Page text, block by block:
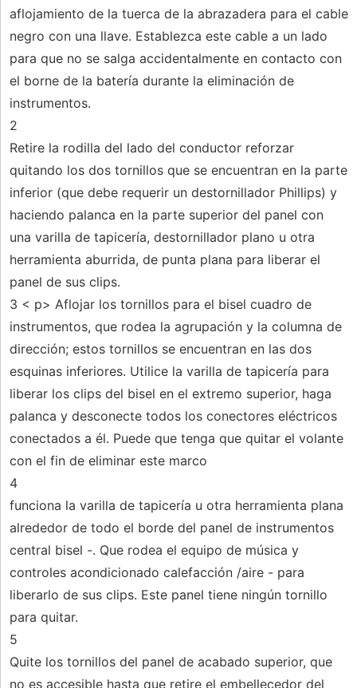
aflojamiento de la tuerca de la abrazadera para el cable
negro con una llave. Establezca este cable a un lado
para que no se salga accidentalmente en contacto con
el borne de la batería durante la eliminación de
instrumentos.
2
Retire la rodilla del lado del conductor reforzar
quitando los dos tornillos que se encuentran en la parte
inferior (que debe requerir un destornillador Phillips) y
haciendo palanca en la parte superior del panel con
una varilla de tapicería, destornillador plano u otra
herramienta aburrida, de punta plana para liberar el
panel de sus clips.
3 < p> Aflojar los tornillos para el bisel cuadro de
instrumentos, que rodea la agrupación y la columna de
dirección; estos tornillos se encuentran en las dos
esquinas inferiores. Utilice la varilla de tapicería para
liberar los clips del bisel en el extremo superior, haga
palanca y desconecte todos los conectores eléctricos
conectados a él. Puede que tenga que quitar el volante
con el fin de eliminar este marco
4
funciona la varilla de tapicería u otra herramienta plana
alrededor de todo el borde del panel de instrumentos
central bisel -. Que rodea el equipo de música y
controles acondicionado calefacción /aire - para
liberarlo de sus clips. Este panel tiene ningún tornillo
para quitar.
5
Quite los tornillos del panel de acabado superior, que
no es accesible hasta que retire el embellecedor del